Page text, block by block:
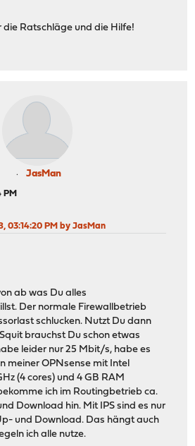
die Ratschläge und die Hilfe!
JasMan
PM
03:14:20 PM by JasMan
ab was Du alles
Der normale Firewallbetrieb
schlucken. Nutzt Du dann
brauchst Du schon etwas
leider nur 25 Mbit/s, habe es
meiner OPNsense mit Intel
(4 cores) und 4 GB RAM
ich im Routingbetrieb ca.
Download hin. Mit IPS sind es nur
und Download. Das hängt auch
ich alle nutze.